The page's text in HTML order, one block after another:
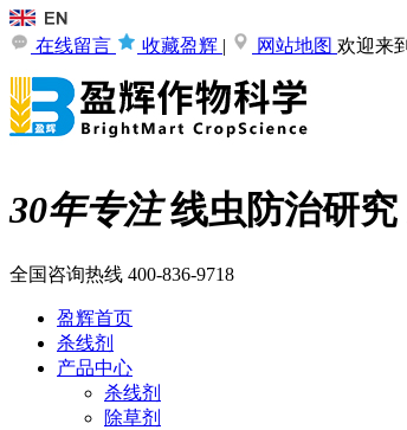
在线留言 收藏盈辉 | 网站地图 欢迎来
30年专注线虫防治研究
全国咨询热线 400-836-9718
盈辉首页
杀线剂
产品中心
杀线剂
除草剂